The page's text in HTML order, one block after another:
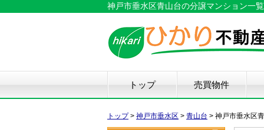
神戸市垂水区青山台の分譲マンション一
トップ 売買物件
新築戸建て
中古戸建て
マンション
土地 仲
物
中
住
リ
ハ
不
トップ> 神戸市垂水区 > 青山台 > 神戸市垂水区